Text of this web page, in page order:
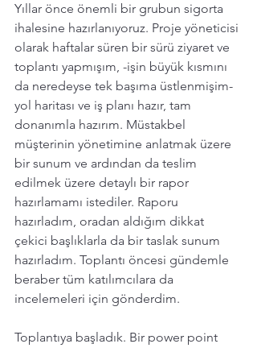
Yıllar önce önemli bir grubun sigorta
ihalesine hazırlanıyoruz. Proje yöneticisi
olarak haftalar süren bir sürü ziyaret ve
toplantı yapmışım, -işin büyük kısmını
da neredeyse tek başıma üstlenmişim-
yol haritası ve iş planı hazır, tam
donanımla hazırım. Müstakbel
müşterinin yönetimine anlatmak üzere
bir sunum ve ardından da teslim
edilmek üzere detaylı bir rapor
hazırlamamı istediler. Raporu
hazırladım, oradan aldığım dikkat
çekici başlıklarla da bir taslak sunum
hazırladım. Toplantı öncesi gündemle
beraber tüm katılımcılara da
incelemeleri için gönderdim.
Toplantıya başladık. Bir power point